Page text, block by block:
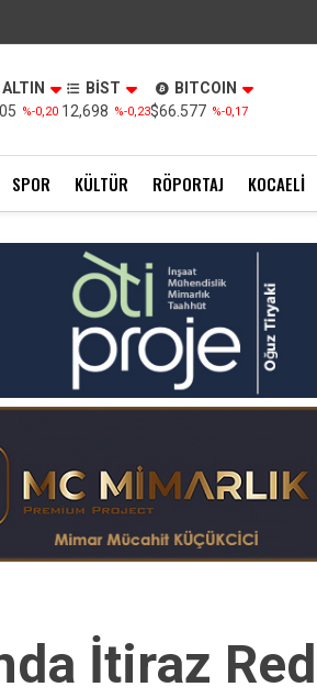
ALTIN
%-0,20
BİST
12,698 %-0,23
BITCOIN
$66.577 %-0,17
SPOR KÜLTÜR RÖPORTAJ KOCAELI
İtiraz